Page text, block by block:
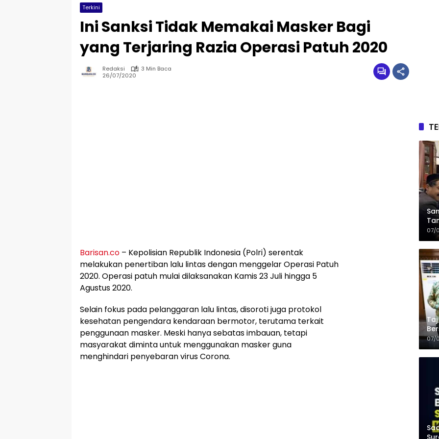
Terkini
Ini Sanksi Tidak Memakai Masker Bagi
yang Terjaring Razia Operasi Patuh 2020
Redaksi
3 Min Baca
26/07/2020
Barisan.co – Kepolisian Republik Indonesia (Polri) serentak
melakukan penertiban lalu lintas dengan menggelar Operasi Patuh
2020. Operasi patuh mulai dilaksanakan Kamis 23 Juli hingga 5
Agustus 2020.
Selain fokus pada pelanggaran lalu lintas, disoroti juga protokol
kesehatan pengendara kendaraan bermotor, terutama terkait
penggunaan masker. Meski hanya sebatas imbauan, tetapi
masyarakat diminta untuk menggunakan masker guna
menghindari penyebaran virus Corona.
07/
07/